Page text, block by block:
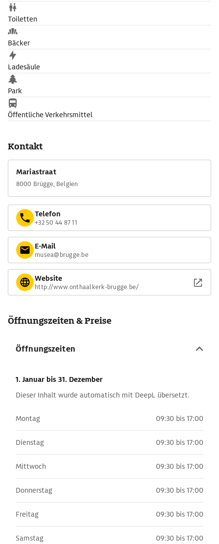
Toiletten
Bäcker
Ladesäule
Park
Öffentliche Verkehrsmittel
Kontakt
Mariastraat
8000 Brügge, Belgien
Telefon
+32 50 44 87 11
E-Mail
musea@brugge.be
Website
http://www.onthaalkerk-brugge.be/
Öffnungszeiten & Preise
Öffnungszeiten
1. Januar bis 31. Dezember
Dieser Inhalt wurde automatisch mit DeepL übersetzt.
Montag 09:30 bis 17:00
Dienstag 09:30 bis 17:00
Mittwoch 09:30 bis 17:00
Donnerstag 09:30 bis 17:00
Freitag 09:30 bis 17:00
Samstag 09:30 bis 17:00